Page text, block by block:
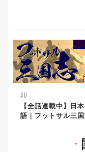
AD
【全話連載中】日
語｜フットサル三
▼